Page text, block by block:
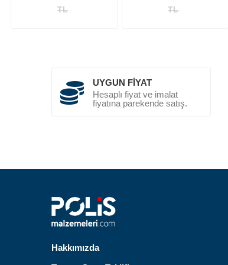
TL
TL
UYGUN FIYAT
Hesaplı fiyat ve imalat
fiyatına parekende satış.
Hakkımızda